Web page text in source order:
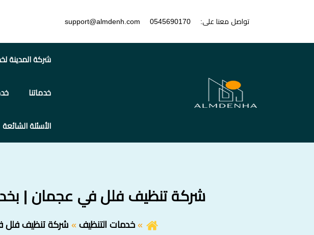
تواصل معنا على: 0545690170
support@almdenh.com
شركة المدينة
خدماتنا
الأسئلة الشائعة
شركة تنظيف فلل في عجمان | بخدمات
خدمات التنظيف شركة تنظيف فلل في